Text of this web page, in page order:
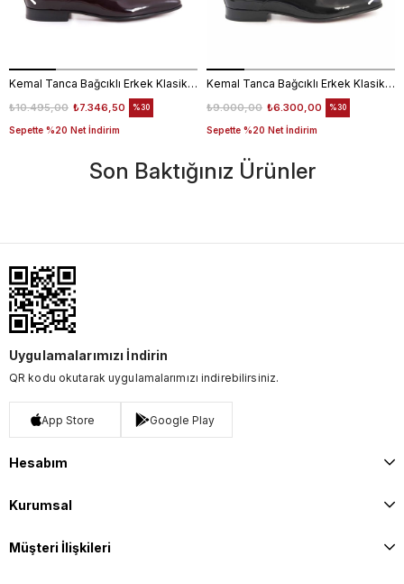
Kemal Tanca Bağcıklı Erkek Klasik Ayakkabı 700
₺7.346,50
₺10.495,00
Sepette %20 Net İndirim
%30
Kemal Tanca Bağcıklı Erkek Klasik Ayakkabı 700
₺6.300,00
₺9.000,00
Sepette %20 Net İndirim
%30
Son Baktığınız Ürünler
Uygulamalarımızı İndirin
QR kodu okutarak uygulamalarımızı indirebilirsiniz.
App Store Google Play
Hesabım
Kurumsal
Müşteri İlişkileri